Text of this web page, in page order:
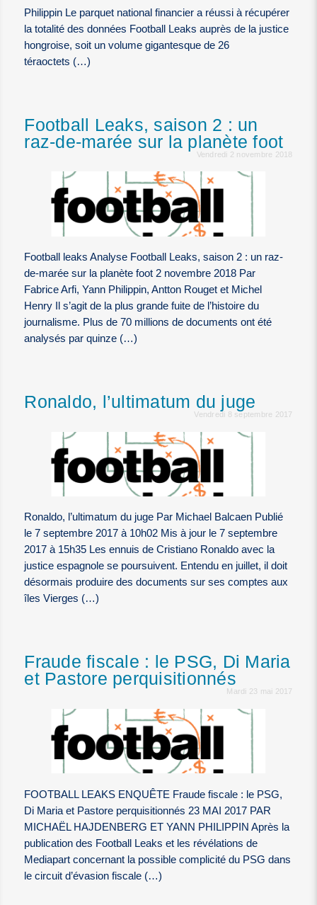
Philippin Le parquet national financier a réussi à récupérer
la totalité des données Football Leaks auprès de la justice
hongroise, soit un volume gigantesque de 26
téraoctets (…)
Football Leaks, saison 2 : un
raz-de-marée sur la planète foot
Vendredi 2 novembre 2018
Football leaks Analyse Football Leaks, saison 2 : un raz-
de-marée sur la planète foot 2 novembre 2018 Par
Fabrice Arfi, Yann Philippin, Antton Rouget et Michel
Henry Il s’agit de la plus grande fuite de l’histoire du
journalisme. Plus de 70 millions de documents ont été
analysés par quinze (…)
Ronaldo, l’ultimatum du juge
Vendredi 8 septembre 2017
Ronaldo, l’ultimatum du juge Par Michael Balcaen Publié
le 7 septembre 2017 à 10h02 Mis à jour le 7 septembre
2017 à 15h35 Les ennuis de Cristiano Ronaldo avec la
justice espagnole se poursuivent. Entendu en juillet, il doit
désormais produire des documents sur ses comptes aux
îles Vierges (…)
Fraude fiscale : le PSG, Di Maria
et Pastore perquisitionnés
Mardi 23 mai 2017
FOOTBALL LEAKS ENQUÊTE Fraude fiscale : le PSG,
Di Maria et Pastore perquisitionnés 23 MAI 2017 PAR
MICHAËL HAJDENBERG ET YANN PHILIPPIN Après la
publication des Football Leaks et les révélations de
Mediapart concernant la possible complicité du PSG dans
le circuit d’évasion fiscale (…)